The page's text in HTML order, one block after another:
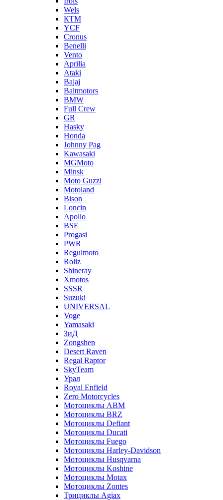
Wels
КТМ
YCF
Cronus
Benelli
Vento
Aprilia
Ataki
Bajaj
Baltmotors
BMW
Full Crew
GR
Hasky
Honda
Johnny Pag
Kawasaki
MGMoto
Minsk
Moto Guzzi
Motoland
Bison
Loncin
Apollo
BSE
Progasi
PWR
Regulmoto
Roliz
Shineray
Xmotos
SSSR
Suzuki
UNIVERSAL
Voge
Yamasaki
ЗиД
Zongshen
Desert Raven
Regal Raptor
SkyTeam
Урал
Royal Enfield
Zero Motorcycles
Мотоциклы ABM
Мотоциклы BRZ
Мотоциклы Defiant
Мотоциклы Ducati
Мотоциклы Fuego
Мотоциклы Harley-Davidson
Мотоциклы Husqvarna
Мотоциклы Koshine
Мотоциклы Motax
Мотоциклы Zontes
Трициклы Agiax